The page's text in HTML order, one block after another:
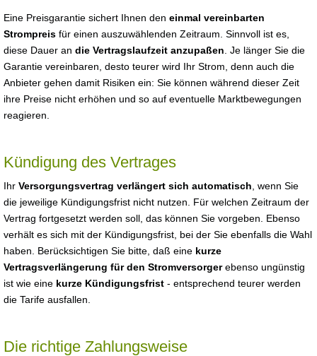
Eine Preisgarantie sichert Ihnen den einmal vereinbarten
Strompreis für einen auszuwählenden Zeitraum. Sinnvoll ist es,
diese Dauer an die Vertragslaufzeit anzupaßen . Je länger Sie die
Garantie vereinbaren, desto teurer wird Ihr Strom, denn auch die
Anbieter gehen damit Risiken ein: Sie können während dieser Zeit
ihre Preise nicht erhöhen und so auf eventuelle Marktbewegungen
reagieren.
Kündigung des Vertrages
Ihr Versorgungsvertrag verlängert sich automatisch , wenn Sie
die jeweilige Kündigungsfrist nicht nutzen. Für welchen Zeitraum der
Vertrag fortgesetzt werden soll, das können Sie vorgeben. Ebenso
verhält es sich mit der Kündigungsfrist, bei der Sie ebenfalls die Wahl
haben. Berücksichtigen Sie bitte, daß eine kurze
Vertragsverlängerung für den Stromversorgerebenso ungünstig
ist wie eine kurze Kündigungsfrist - entsprechend teurer werden
die Tarife ausfallen.
Die richtige Zahlungsweise